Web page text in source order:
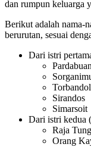
dan rumpun keluarga
Berikut adalah nama-
berurutan, sesuai
Dari istri
Pardabuan
Sirandos
Simarsoit
Dari istri kedua
Raja
Orang